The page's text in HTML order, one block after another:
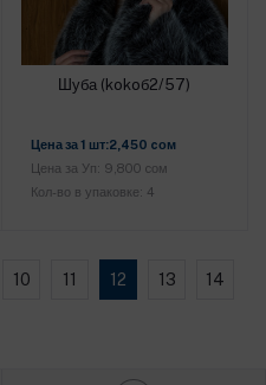
Шуба (kokoб2/57)
Цена за 1 шт:2,450 cом
Цена за Уп: 9,800 cом
Кол-во в упаковке: 4
10 11 12 13 14